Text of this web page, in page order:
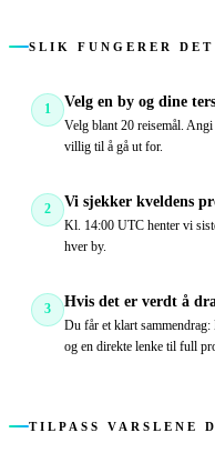
SLIK FUNGERER DET
1 Velg en by og dine
Velg blant 20 reisemål.
villig til å gå ut for.
2 Vi sjekker kveldens
Kl. 14:00 UTC henter vi
hver by.
3 Hvis det er verdt å
Du får et klart
og en direkte lenke til full
TILPASS VARSLENE